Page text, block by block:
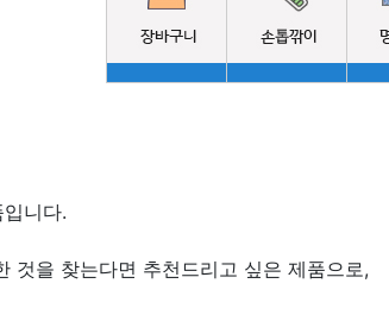
니다.
것을 찾는다면 추천드리고 싶은 제품으로,